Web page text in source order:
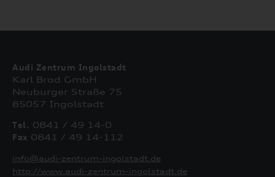
Audi Zentrum Ingolstadt
Karl Brod GmbH
Neuburger Straße 75
85057 Ingolstadt
Tel. 0841 / 49 14-0
Fax 0841 / 49 14-112
info@audi-zentrum-ingolstadt.de
http://www.audi-zentrum-ingolstadt.de